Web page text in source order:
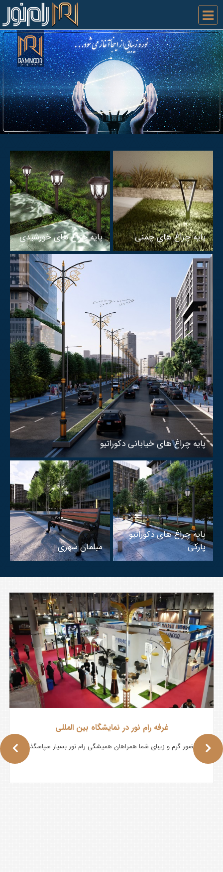
پایه چراغ های چمنی پایه چراغ های خورشیدی
پایه چراغ های خیابانی دکوراتیو
پایه چراغ های دکوراتیو
پارکی
مبلمان شهری
غرفه رام نور در نمایشگاه بین المللی
از حضور گرم و زیبای شما همراهان همیشگی رام نور بسیار سپاسگذاریم